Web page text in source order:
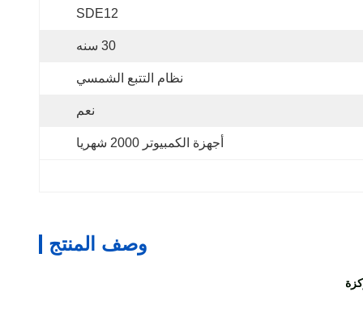
SDE12
30 سنه
نظام التتبع الشمسي
نعم
أجهزة الكمبيوتر 2000 شهريا
وصف المنتج